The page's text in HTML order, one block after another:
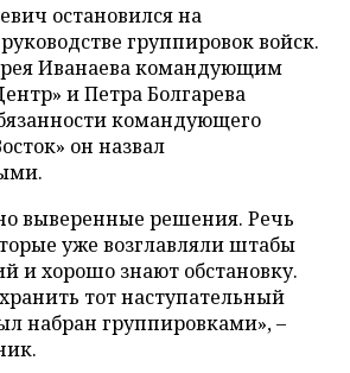
остановился на
группировок войск.
Иванаева командующим
и Петра Болгарева
командующего
он назвал
выверенные решения. Речь
уже возглавляли штабы
и хорошо знают обстановку.
тот наступательный
набран группировками», –